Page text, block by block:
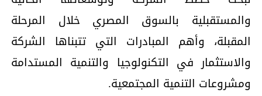
والمستقبلية بالسوق المصري خلال المرحلة
المقبلة، وأهم المبادرات التي تتبناها الشركة
والاستثمار في التكنولوجيا والتنمية المستدامة
ومشروعات التنمية المجتمعية.